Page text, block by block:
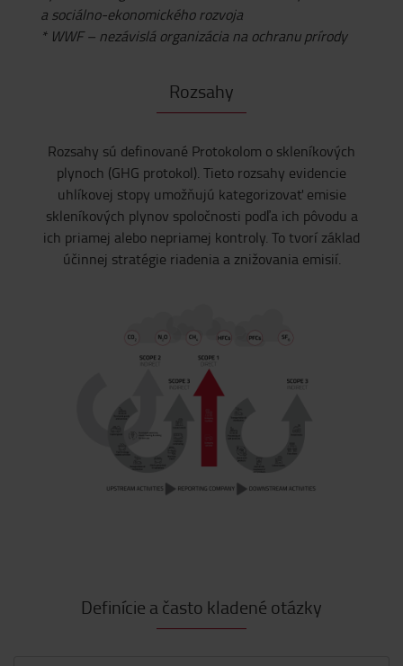
a sociálno-ekonomického rozvoja
* WWF – nezávislá organizácia na ochranu prírody
Rozsahy
Rozsahy sú definované Protokolom o skleníkových
plynoch (GHG protokol). Tieto rozsahy evidencie
uhlíkovej stopy umožňujú kategorizovať emisie
skleníkových plynov spoločnosti podľa ich pôvodu a
ich priamej alebo nepriamej kontroly. To tvorí základ
účinnej stratégie riadenia a znižovania emisií.
Definície a často kladené otázky